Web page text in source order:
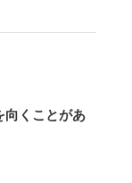
向くことがあ